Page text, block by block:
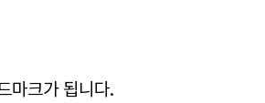
마크가 됩니다.